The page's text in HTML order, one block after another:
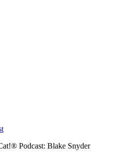
Podcast: Blake Snyder